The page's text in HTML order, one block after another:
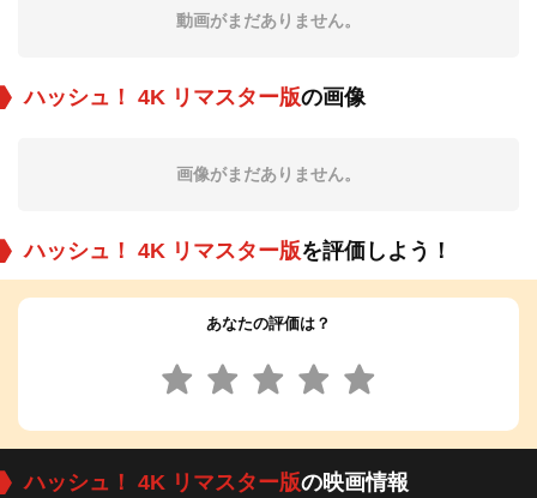
動画がまだありません。
ハッシュ！ 4K リマスター版の画像
画像がまだありません。
ハッシュ！ 4K リマスター版を評価しよう！
あなたの評価は？
ハッシュ！ 4K リマスター版の映画情報